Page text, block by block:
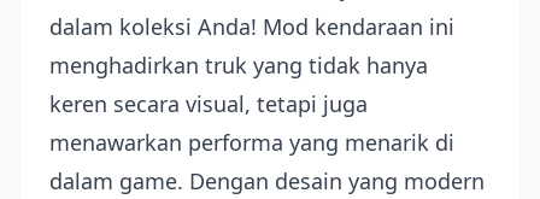
dalam koleksi Anda! Mod kendaraan ini
menghadirkan truk yang tidak hanya
keren secara visual, tetapi juga
menawarkan performa yang menarik di
dalam game. Dengan desain yang modern